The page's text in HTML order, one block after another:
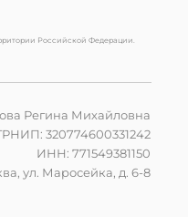
Российской Федерации.
Регина Михайловна
320774600331242
ИНН: 771549381150
ул. Маросейка, д. 6-8